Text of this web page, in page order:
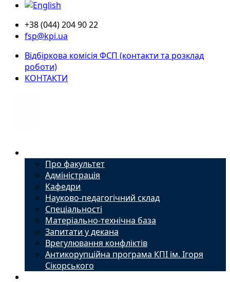
+38 (044) 204 90 22
fsp@kpi.ua
Відбіркова комісія ФСП (контакти та розклад
роботи)
КОНТАКТИ
Про факультет
Адміністрація
Кафедри
Науково-педагогічний склад
Спеціальності
Матеріально-технічна база
Запитати у декана
Врегулювання конфліктів
Антикорупційна програма КПІ ім. Ігоря
Сікорського